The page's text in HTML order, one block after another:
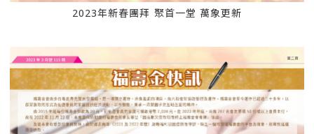
2023年新春團拜 聚首一堂 萬象更新